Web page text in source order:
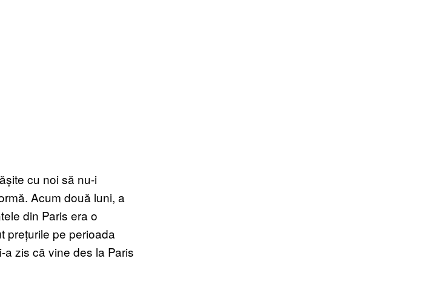
cu noi să nu-i
Acum două luni, a
din Paris era o
prețurile pe perioada
zis că vine des la Paris